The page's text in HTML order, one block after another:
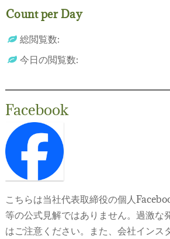
Count per Day
総閲覧数:
今日の閲覧数:
Facebook
こちらは当社代表取締役の個人
等の公式見解ではありません。過激な
はご注意ください。また、会社インス